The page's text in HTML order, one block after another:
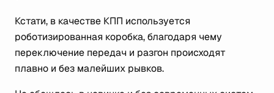
Кстати, в качестве КПП используется
роботизированная коробка, благодаря чему
переключение передач и разгон происходят
плавно и без малейших рывков.